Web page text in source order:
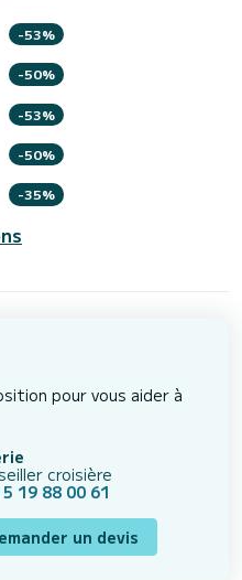
-53%
-50%
-53%
-50%
-35%
pour vous aider à
croisière
19 88 00 61
un devis